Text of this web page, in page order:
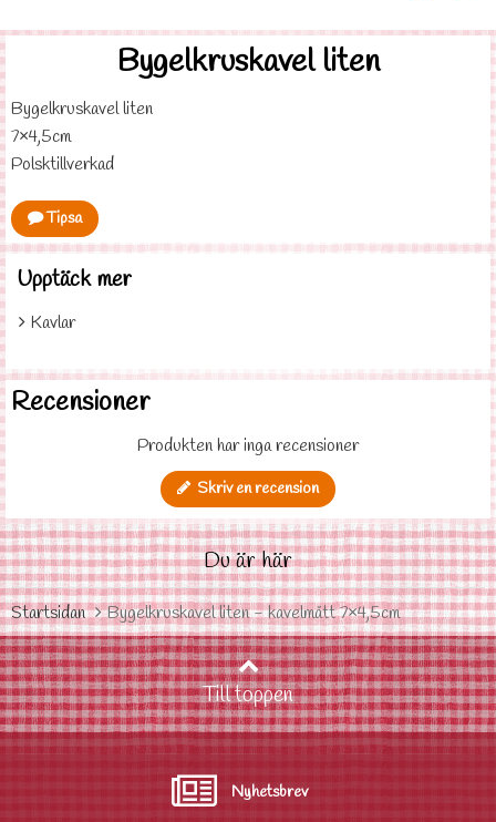
Bygelkruskavel liten
Bygelkruskavel liten
7×4,5cm
Polsktillverkad
Tipsa
Upptäck mer
Kavlar
Recensioner
Produkten har inga recensioner
Skriv en recension
Du är här
Startsidan Bygelkruskavel liten - kavelmått 7×4,5cm
Till toppen
Nyhetsbrev